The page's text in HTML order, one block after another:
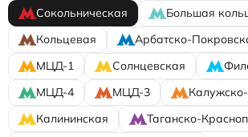
Сокольническая
Большая
Кольцевая
Арбатско-
МЦД-1
Солнцевская
МЦД-4
МЦД-3
Калининская
Таганско-